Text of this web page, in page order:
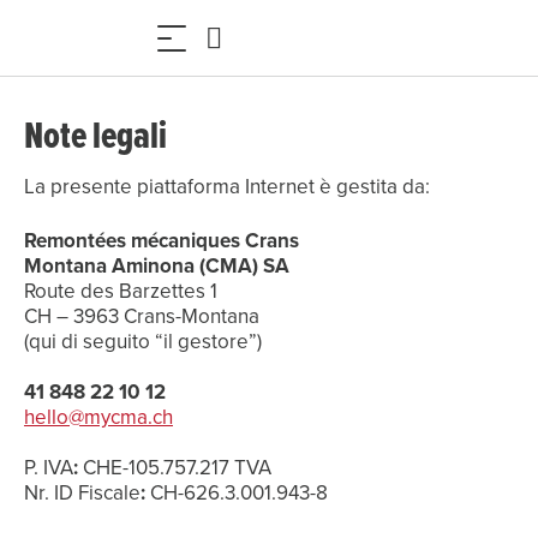
Note legali
La presente piattaforma Internet è gestita da:
Remontées mécaniques Crans
Montana Aminona (CMA) SA
Route des Barzettes 1
CH – 3963 Crans-Montana
(qui di seguito “il gestore”)
hello@mycma.ch
P. IVA: CHE-105.757.217 TVA
Nr. ID Fiscale: CH-626.3.001.943-8